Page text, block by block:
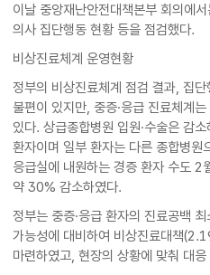
이날 중앙재난안전대책본부 회의에
의사 집단행동 현황 등을 점검했다.
비상진료체계 운영현황
정부의 비상진료체계 점검 결과, 집
불편이 있지만, 중증·응급 진료체계
있다. 상급종합병원 입원·수술은 감
환자이며 일부 환자는 다른 종합병원
응급실에 내원하는 경증 환자 수도
약 30% 감소하였다.
정부는 중증·응급 환자의 진료공백
가능성에 대비하여 비상진료대책
마련하였고, 현장의 상황에 맞춰 대응